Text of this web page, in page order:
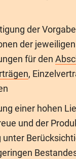
der
der jeweiligen
für den
,
einer hohen
und der
unter